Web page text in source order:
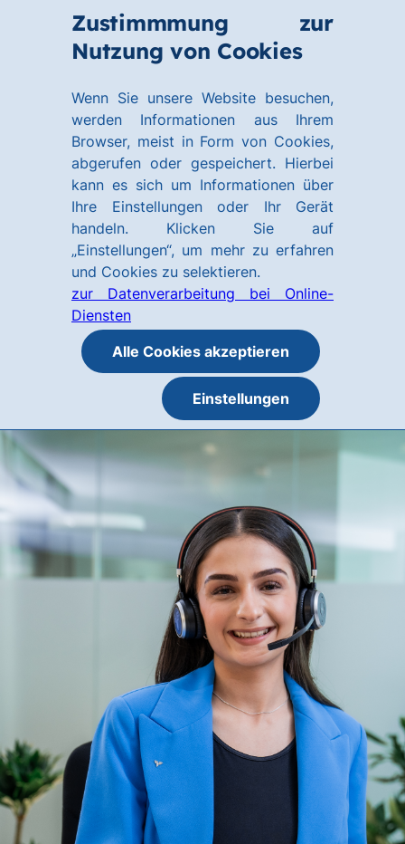
Zustimmmung zur
Nutzung von Cookies
Wenn Sie unsere Website besuchen,
werden Informationen aus Ihrem
Browser, meist in Form von Cookies,
abgerufen oder gespeichert. Hierbei
kann es sich um Informationen über
Ihre Einstellungen oder Ihr Gerät
handeln. Klicken Sie auf
„Einstellungen“, um mehr zu erfahren
und Cookies zu selektieren.
zur Datenverarbeitung bei Online-
Diensten
Alle Cookies akzeptieren
Einstellungen
Hauptinhalt